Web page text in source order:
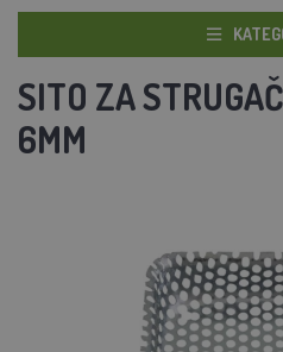
SITO ZA
6MM